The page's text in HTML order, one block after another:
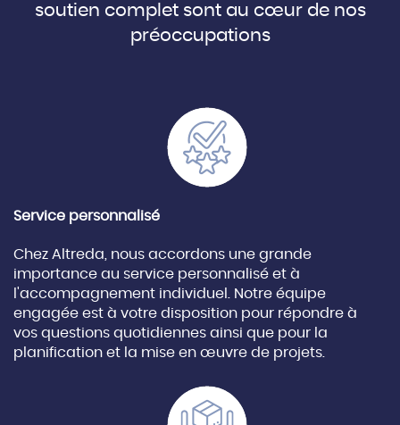
soutien complet sont au cœur de nos
préoccupations
Service personnalisé
Chez Altreda, nous accordons une grande
importance au service personnalisé et à
l'accompagnement individuel. Notre équipe
engagée est à votre disposition pour répondre à
vos questions quotidiennes ainsi que pour la
planification et la mise en œuvre de projets.